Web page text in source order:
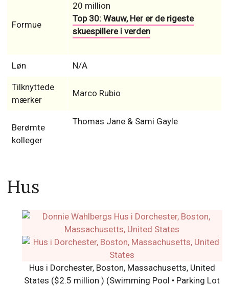
Formue
20 million
Top 30: Wauw, Her er de rigeste
skuespillere i verden
Løn N/A
Tilknyttede
mærker
Marco Rubio
Berømte
kolleger
Thomas Jane & Sami Gayle
Hus
Hus i Dorchester, Boston, Massachusetts, United
States ($2.5 million ) (Swimming Pool • Parking Lot